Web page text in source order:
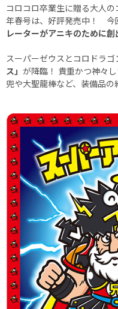
コロコロ卒業生に贈る大人
年春号は、好評発売中！ 今
レーターがアニキのために
スーパーゼウスとコロドラゴ
ス」 が降臨！ 貴重かつ神々
兜や大聖龍棒など、装備品